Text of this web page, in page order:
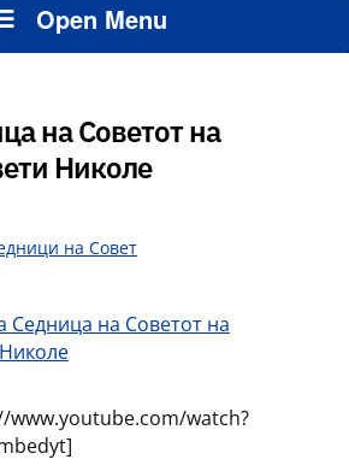
Open Menu
на Советот на
Николе
на Совет
Седница на Советот на
watch?